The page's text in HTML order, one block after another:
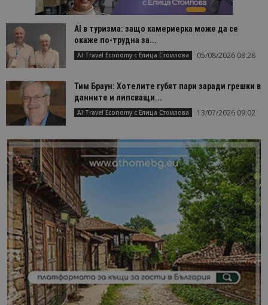
AI в туризма: защо камериерка може да се
окаже по-трудна за...
AI Travel Economy с Елица Стоилова 05/08/2026 08:28
Тим Браун: Хотелите губят пари заради грешки в
данните и липсващи...
AI Travel Economy с Елица Стоилова 13/07/2026 09:02